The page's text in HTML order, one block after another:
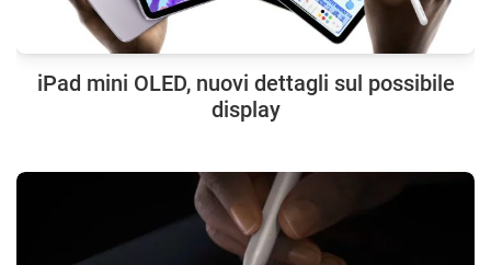
iPad mini OLED, nuovi dettagli sul possibile
display